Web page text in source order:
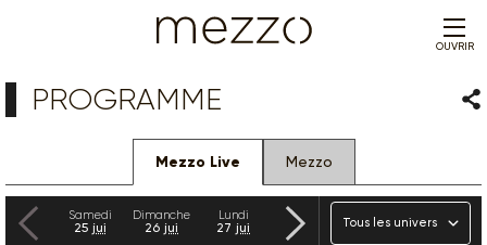
OUVRIR
PROGRAMME
Mezzo Live Mezzo
Précédent Suivant
Samedi
25 jui
Dimanche
26 jui
Lundi
27 jui
Mardi
28
Mercredi
29jui 30jui
Univers